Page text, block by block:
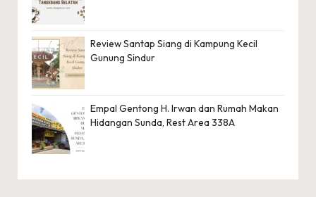
Review Santap Siang di Kampung Kecil
Gunung Sindur
Empal Gentong H. Irwan dan Rumah Makan
Hidangan Sunda, Rest Area 338A